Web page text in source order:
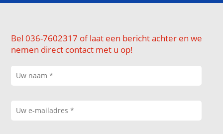
Bel 036-7602317 of laat een bericht achter en we
nemen direct contact met u op!